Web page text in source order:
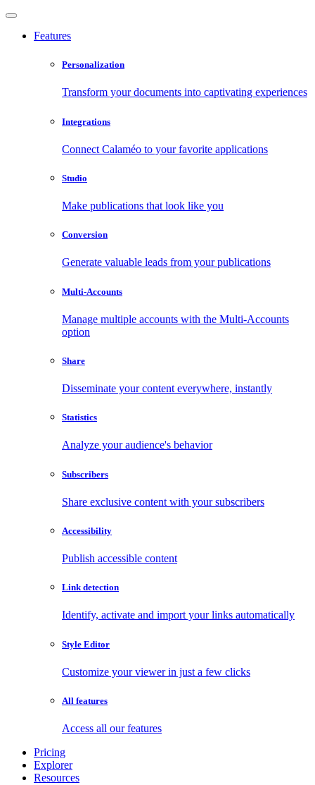
Features
Personalization
Transform your documents into captivating experiences
Integrations
Connect Calaméo to your favorite applications
Studio
Make publications that look like you
Conversion
Generate valuable leads from your publications
Multi-Accounts
Manage multiple accounts with the Multi-Accounts
option
Share
Disseminate your content everywhere, instantly
Statistics
Analyze your audience's behavior
Subscribers
Share exclusive content with your subscribers
Accessibility
Publish accessible content
Link detection
Identify, activate and import your links automatically
Style Editor
Customize your viewer in just a few clicks
All features
Access all our features
Pricing
Explorer
Resources